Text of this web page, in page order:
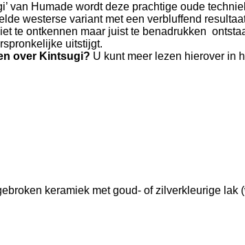
van Humade wordt deze prachtige oude
westerse variant met een verbluffend
te ontkennen maar juist te benadrukken
uitstijgt.
over Kintsugi? U kunt meer lezen hierover in
keramiek met goud- of zilverkleurige lak